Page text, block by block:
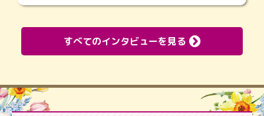
すべてのインタビューを見る